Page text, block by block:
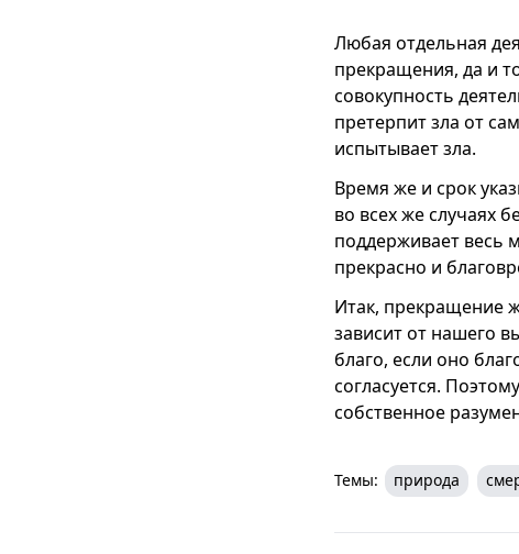
Любая отдельная
прекращения, да и
совокупность
претерпит зла от
испытывает зла.
Время же и срок
во всех же случаях
поддерживает весь
прекрасно и
Итак, прекращение
зависит от нашего
благо, если оно
согласуется.
собственное
Темы: природа